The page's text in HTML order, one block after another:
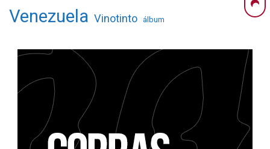
Venezuela Vinotinto álbum